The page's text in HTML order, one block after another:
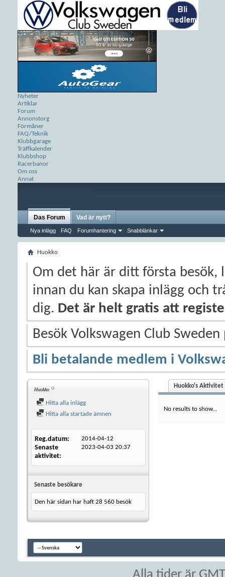
Nyheter
Artiklar
Forum
Annonstorg
Förmåner
FAQ/Teknik
Klubbgarage
Träffkalender
Klubbshop
Racerbanor
Om oss
Annat
Das Forum
Nya inlägg FAQ Forumhantering Snabblänkar
Vad är nytt?
Huokko
Om det här är ditt första besök,
innan du kan skapa inlägg och
dig. Det är helt gratis att
Besök Volkswagen Club
Bli betalande medlem i
Huokko
Hitta alla inlägg
Hitta alla startade ämnen
Reg.datum 2014-04-12
Senaste
aktivitet
2023-04-03 20:37
Senaste besökare
Den här sidan har haft 28 560 besök
Huokko's Aktivitet
No results to show...